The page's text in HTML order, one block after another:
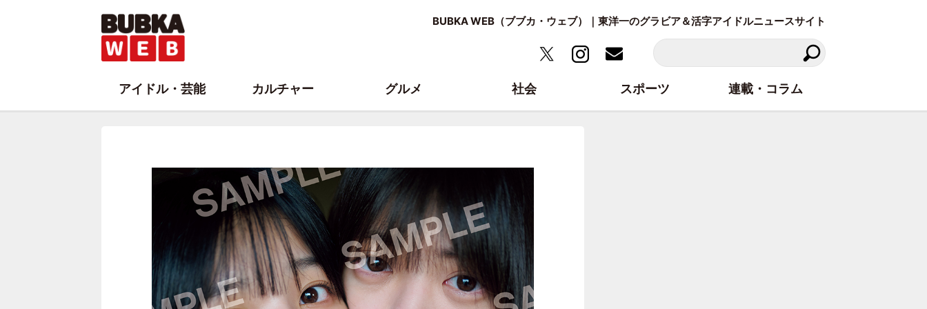
BUBKA WEB（ブブカ・ウェブ）｜東洋一のグラビア＆活字アイドルニュースサイト
アイドル・芸能 カルチャー グルメ 社会 スポーツ 連載・コラム